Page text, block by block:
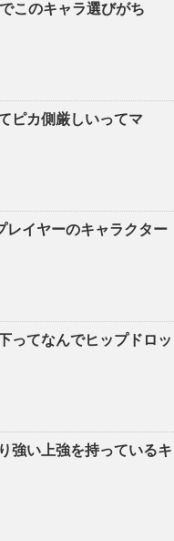
このキャラ選びがち
ピカ側厳しいってマ
レイヤーのキャラクター
ってなんでヒップドロッ
強い上強を持っているキ